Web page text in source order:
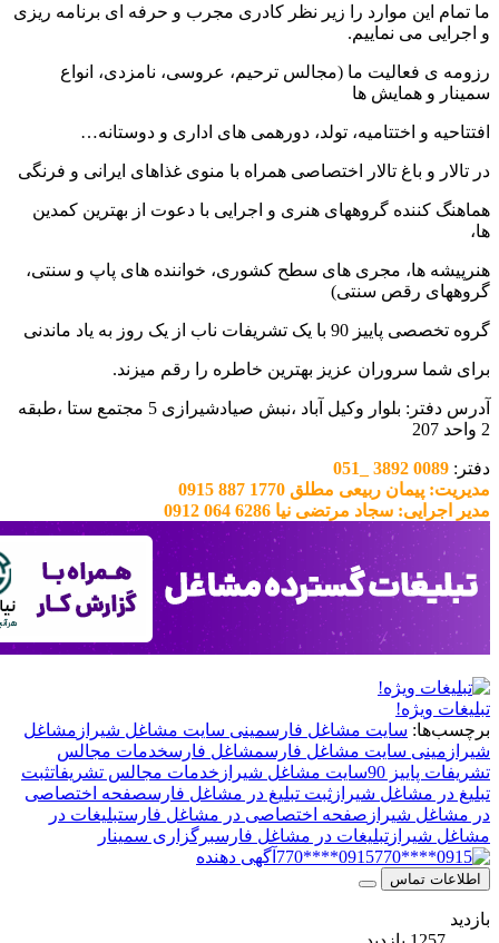
موارد را زیر نظر کادری مجرب و حرفه ای برنامه ریزی
می نماییم.
فعالیت ما (مجالس ترحیم، عروسی، نامزدی، انواع
همایش ها
و اختتامیه، تولد، دورهمی های اداری و دوستانه…
و باغ تالار اختصاصی همراه با منوی غذاهای ایرانی و فرنگی
گروههای هنری و اجرایی با دعوت از بهترین کمدین
ها، مجری های سطح کشوری، خواننده های پاپ و سنتی،
رقص سنتی)
ناب از یک روز به یاد ماندنی
سروران عزیز بهترین خاطره را رقم میزند.
آدرس دفتر: بلوار وکیل آباد ،نبش صیادشیرازی 5 مجتمع ستا ،طبقه
0089
ربیعی مطلق 1770 887 0915
سجاد مرتضی نیا 6286 064 0912
سایت مشاغل فارسمینی سایت مشاغل شیرازمشاغل
سایت مشاغل فارسمشاغل فارسخدمات مجالس
90
سایت مشاغل شیرازخدمات مجالس تشریفات ثبت
مشاغل شیرازثبت تبلیغ در مشاغل فارسصفحه اختصاصی
شیرازصفحه اختصاصی در مشاغل فارستبلیغات در
تبلیغات در مشاغل فارسبرگزاری سمینار
0915****770
آگهی دهنده
تماس